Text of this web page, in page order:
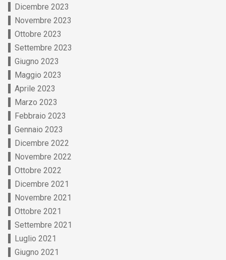
Dicembre 2023
Novembre 2023
Ottobre 2023
Settembre 2023
Giugno 2023
Maggio 2023
Aprile 2023
Marzo 2023
Febbraio 2023
Gennaio 2023
Dicembre 2022
Novembre 2022
Ottobre 2022
Dicembre 2021
Novembre 2021
Ottobre 2021
Settembre 2021
Luglio 2021
Giugno 2021